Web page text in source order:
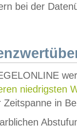
bei der
niedrigsten
Zeitspanne in